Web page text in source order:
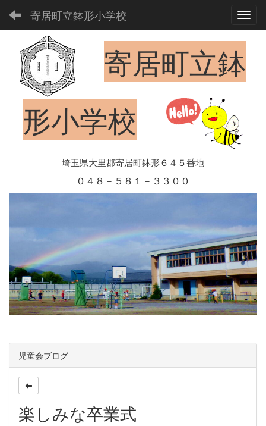
寄居町立鉢形小学校
寄居町立鉢
形小学校
埼玉県大里郡寄居町鉢形６４５番地
０４８－５８１－３３００
児童会ブログ
楽しみな卒業式